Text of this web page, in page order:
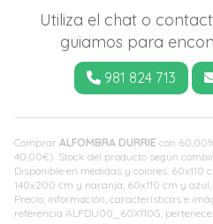
Comprar ALFOMBRA DURRIE con
40,00€). Stock del producto según
Disponible en medidas y colores: 60x110
140x200 cm y naranja; 60x110 cm y azul;
Precio, información, características e
referencia ALFDU00_60X110G,
Utiliza el chat o
guiamos para
981 824 713